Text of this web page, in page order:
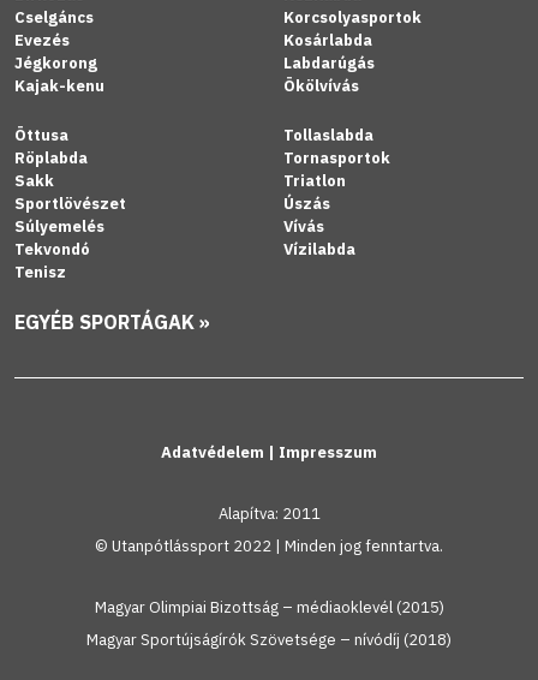
Cselgáncs
Evezés
Jégkorong
Kajak-kenu
Korcsolyasportok
Kosárlabda
Labdarúgás
Ökölvívás
Öttusa
Röplabda
Sakk
Sportlövészet
Súlyemelés
Tekvondó
Tenisz
Tollaslabda
Tornasportok
Triatlon
Úszás
Vívás
Vízilabda
EGYÉB SPORTÁGAK »
Adatvédelem | Impresszum
Alapítva: 2011
© Utanpótlássport 2022 | Minden jog fenntartva.
Magyar Olimpiai Bizottság – médiaoklevél (2015)
Magyar Sportújságírók Szövetsége – nívódíj (2018)